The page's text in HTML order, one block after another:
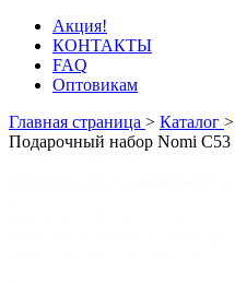
Акция!
КОНТАКТЫ
FAQ
Оптовикам
Главная страница > Каталог >
Подарочный набор Nomi C53